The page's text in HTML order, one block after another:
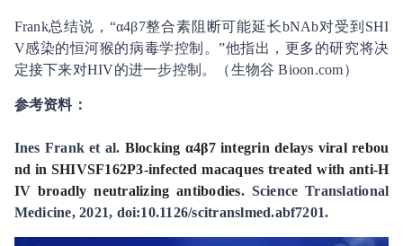
Frank总结说，“α4β7整合素阻断可能延长bNAb对受到SHI
V感染的恒河猴的病毒学控制。”他指出，更多的研究将决
定接下来对HIV的进一步控制。（生物谷 Bioon.com）
参考资料：
Ines Frank et al. Blocking α4β7 integrin delays viral rebou
nd in SHIVSF162P3-infected macaques treated with anti-H
IV broadly neutralizing antibodies. Science Translational
Medicine, 2021, doi:10.1126/scitranslmed.abf7201.